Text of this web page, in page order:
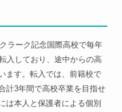
ラーク記念国際高校で毎年
入しており、途中からの高
ます。転入では、前籍校で
計3年間で高校卒業を目指せ
は本人と保護者による個別